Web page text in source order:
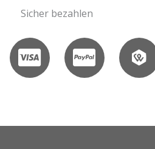
Sicher bezahlen